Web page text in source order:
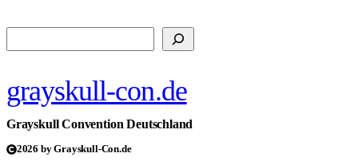
grayskull-con.de
Grayskull Convention Deutschland
2026 by Grayskull-Con.de